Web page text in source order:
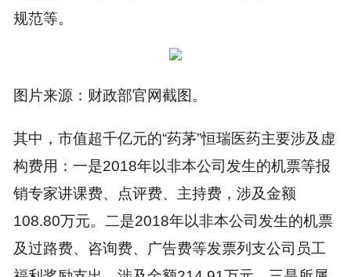
规范等。
图片来源：财政部官网截图。
其中，市值超千亿元的“药茅”恒瑞医药主要涉及虚
构费用：一是2018年以非本公司发生的机票等报
销专家讲课费、点评费、主持费，涉及金额
108.80万元。二是2018年以非本公司发生的机票
及过路费、咨询费、广告费等发票列支公司员工